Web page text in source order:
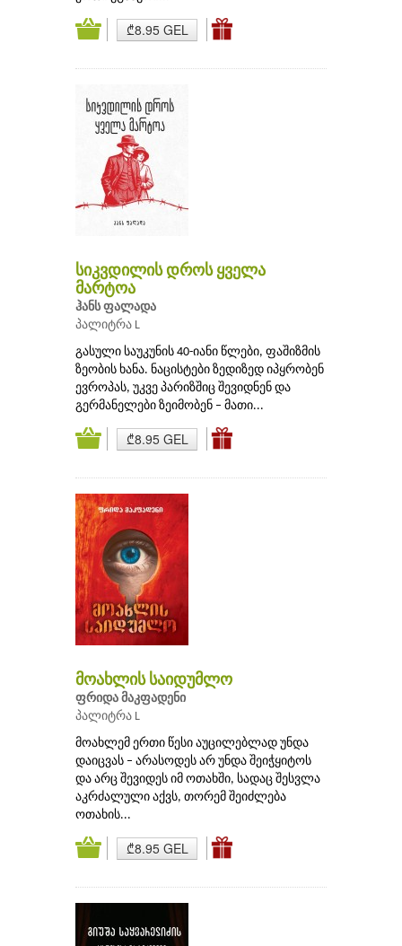
₾8.95 GEL
სიკვდილის დროს ყველა
მარტოა
ჰანს ფალადა
პალიტრა L
გასული საუკუნის 40-იანი წლები, ფაშიზმის
ზეობის ხანა. ნაცისტები ზედიზედ იპყრობენ
ევროპას, უკვე პარიზშიც შევიდნენ და
გერმანელები ზეიმობენ – მათი...
₾8.95 GEL
მოახლის საიდუმლო
ფრიდა მაკფადენი
პალიტრა L
მოახლემ ერთი წესი აუცილებლად უნდა
დაიცვას – არასოდეს არ უნდა შეიჭყიტოს
და არც შევიდეს იმ ოთახში, სადაც შესვლა
აკრძალული აქვს, თორემ შეიძლება
ოთახის...
₾8.95 GEL